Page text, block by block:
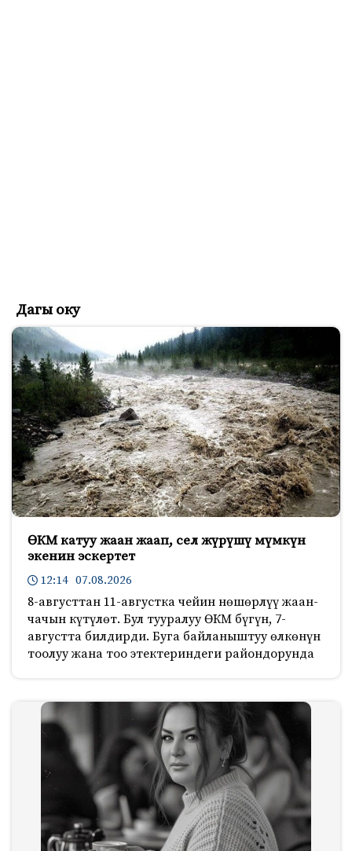
Дагы оку
ӨКМ катуу жаан жаап, сел жүрүшү мүмкүн
экенин эскертет
12:14 07.08.2026
8-августтан 11-августка чейин нөшөрлүү жаан-
чачын күтүлөт. Бул тууралуу ӨКМ бүгүн, 7-
августта билдирди. Буга байланыштуу өлкөнүн
тоолуу жана тоо этектериндеги райондорунда